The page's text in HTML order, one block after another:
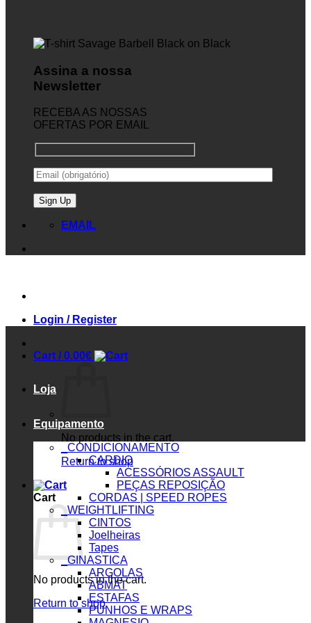
Assina a nossa
Newsletter
RECEBA AS NOSSAS
OFERTAS POR EMAIL
EMAIL
Login / Register
Cart /0.00€
No products in the cart.
Return to shop
Cart
No products in the cart.
Return to shop
Loja
Equipamento
_CONDICIONAMENTO
CARDIO
ACESSÓRIOS ASSAULT
PEÇAS REPOSIÇÃO
CORDAS | SPEED ROPES
_WEIGHTLIFTING
CINTOS
Joelheiras
Tapes
_GINASTICA
ARGOLAS
ABMAT
ESTAFAS
PUNHOS E WRAPS